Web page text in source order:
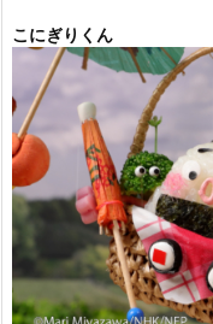
こにぎりくん